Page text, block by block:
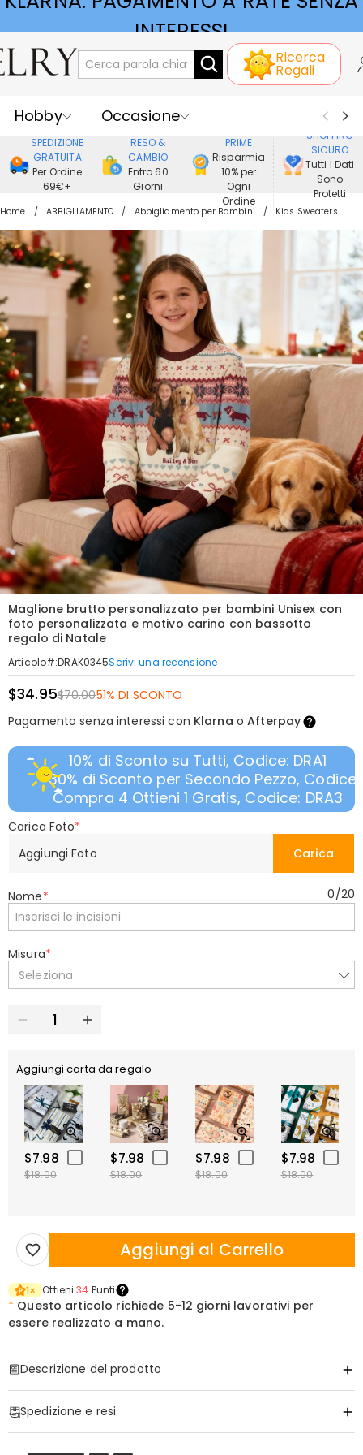
INTERESSI
Ricerca
Regali
Hobby
Occasione
Ricevente
Best Seller
Nuovi
Gioielli
Casa&Vita
Abbigliamento
SPEDIZIONE
GRATUITA
Per Ordine
69€+
RESO &
CAMBIO
Entro 60
Giorni
PRIME
Risparmia
10% per
Ogni
Ordine
SHOPPING
SICURO
Tutti I Dati
Sono
Protetti
Home ABBIGLIAMENTO Abbigliamento per Bambini Kids Sweaters
Maglione brutto personalizzato per bambini Unisex con
foto personalizzata e motivo carino con bassotto
regalo di Natale
Articolo#:DRAK0345Scrivi una recensione
$34.95$70.0051% DI SCONTO
Pagamento senza interessi con Klarna oAfterpay
10% di Sconto su Tutti, Codice: DRA1
30% di Sconto per Secondo Pezzo, Codice:
Compra 4 Ottieni 1 Gratis, Codice: DRA3
Carica Foto*
Aggiungi Foto
Carica
Nome* 0/20
Misura*
Seleziona
Aggiungi carta da regalo
$7.98
$18.00
$7.98
$18.00
$7.98
$18.00
$7.98
$18.00
Aggiungi al Carrello
1× Ottieni34 Punti
* Questo articolo richiede 5-12 giorni lavorativi per
essere realizzato a mano.
Descrizione del prodotto
Spedizione e resi